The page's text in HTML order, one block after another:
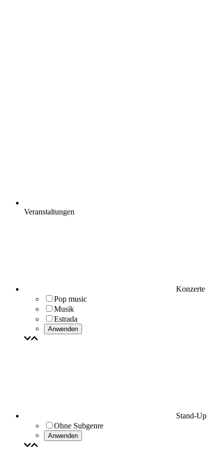
Veranstaltungen
Konzerte
Pop music
Musik
Estrada
Anwenden
Stand-Up
Ohne Subgenre
Anwenden